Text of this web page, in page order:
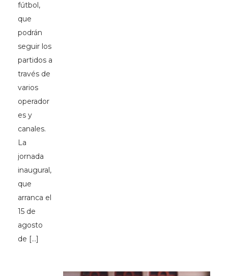
fútbol,
que
podrán
seguir los
partidos a
través de
varios
operador
es y
canales.
La
jornada
inaugural,
que
arranca el
15 de
agosto
de […]